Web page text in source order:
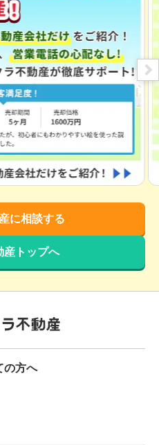
土地面積:165㎡
2022年10月
に相談する
産トップへ
の方へ